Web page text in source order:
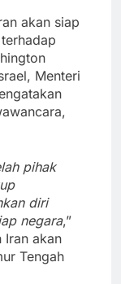
akan siap
Menteri
pihak
diri
negara,”
Iran akan
Tengah